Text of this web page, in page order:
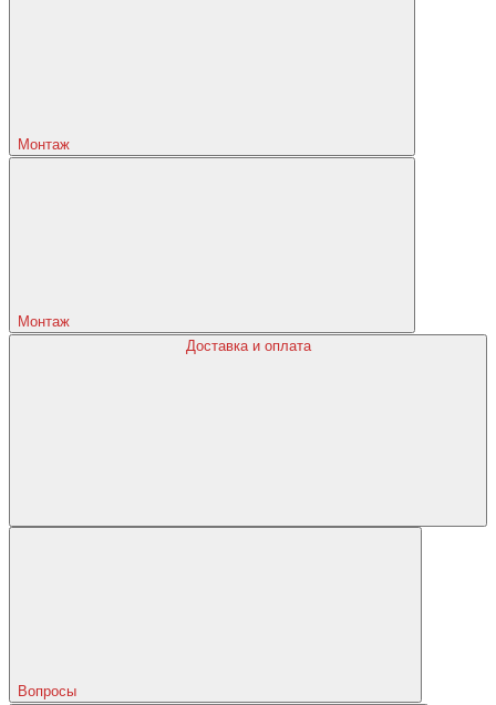
Монтаж
Монтаж
Доставка и оплата
Вопросы